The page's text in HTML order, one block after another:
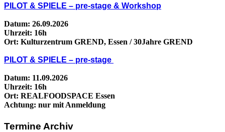
PILOT & SPIELE – pre-stage & Workshop
Datum: 26.09.2026
Uhrzeit: 16h
Ort: Kulturzentrum GREND, Essen / 30Jahre GREND
PILOT & SPIELE – pre-stage
Datum: 11.09.2026
Uhrzeit: 16h
Ort: REALFOODSPACE Essen
Achtung: nur mit Anmeldung
Termine Archiv